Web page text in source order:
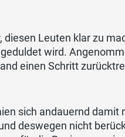
Leuten klar zu
wird.
einen Schritt
sich andauernd damit
deswegen nicht